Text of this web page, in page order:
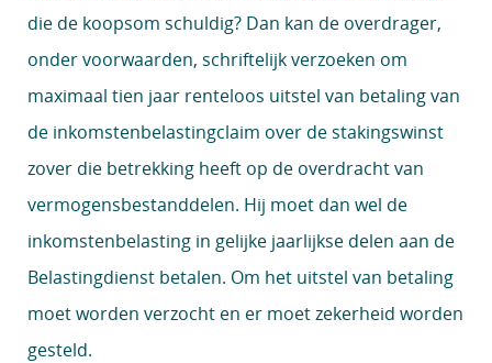
die de koopsom schuldig? Dan kan de overdrager,
onder voorwaarden, schriftelijk verzoeken om
maximaal tien jaar renteloos uitstel van betaling van
de inkomstenbelastingclaim over de stakingswinst
zover die betrekking heeft op de overdracht van
vermogensbestanddelen. Hij moet dan wel de
inkomstenbelasting in gelijke jaarlijkse delen aan de
Belastingdienst betalen. Om het uitstel van betaling
moet worden verzocht en er moet zekerheid worden
gesteld.